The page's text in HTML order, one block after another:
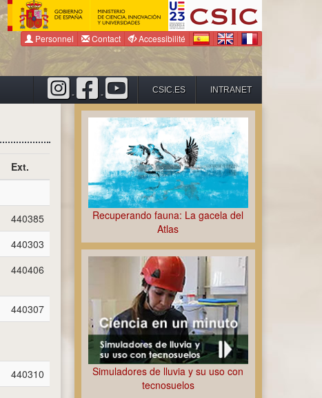
Personnel Contact Accessibilité
INTRANET
CSIC.ES
- -
Ext.
440385
440303
440406
440307
440310
Recuperando fauna: La gacela del
Atlas
Simuladores de lluvia y su uso con
tecnosuelos